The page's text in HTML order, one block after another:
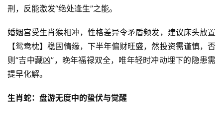
刑，反能激发“绝处逢生”之能。
婚姻宫受生肖猴相冲，性格差异令矛盾频发，建议床头放置
【鸳鸯枕】稳固情缘，下半年偏财旺盛，然投资需谨慎，否
则“吉中藏凶”，晚年福禄双全，唯年轻时冲动埋下的隐患需
提早化解。
生肖蛇：盘游无度中的蛰伏与觉醒